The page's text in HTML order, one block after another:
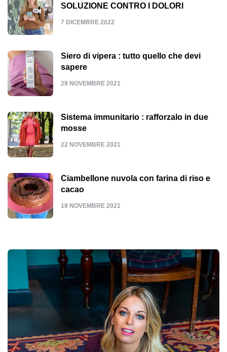
SOLUZIONE CONTRO I DOLORI
7 DICEMBRE 2022
Siero di vipera : tutto quello che devi
sapere
29 NOVEMBRE 2021
Sistema immunitario : rafforzalo in due
mosse
22 NOVEMBRE 2021
Ciambellone nuvola con farina di riso e
cacao
19 NOVEMBRE 2021